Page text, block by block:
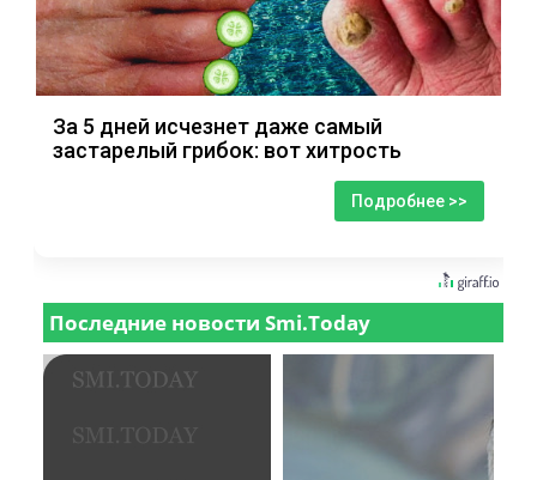
За 5 дней исчезнет даже самый
застарелый грибок: вот хитрость
Подробнее >>